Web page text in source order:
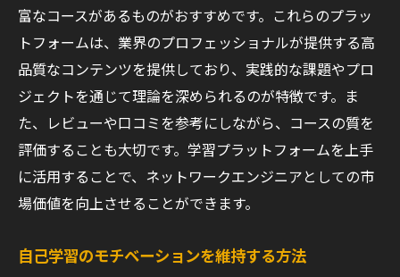
富なコースがあるものがおすすめです。これらのプラッ
トフォームは、業界のプロフェッショナルが提供する高
品質なコンテンツを提供しており、実践的な課題やプロ
ジェクトを通じて理論を深められるのが特徴です。ま
た、レビューや口コミを参考にしながら、コースの質を
評価することも大切です。学習プラットフォームを上手
に活用することで、ネットワークエンジニアとしての市
場価値を向上させることができます。
自己学習のモチベーションを維持する方法